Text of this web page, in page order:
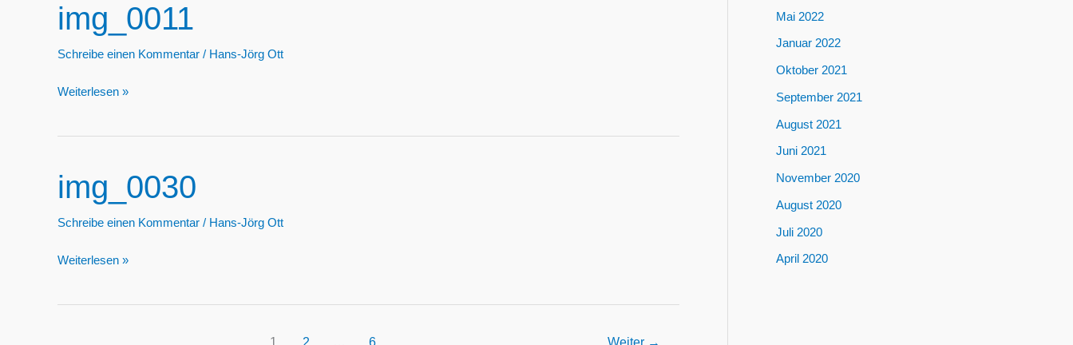
img_0011
Schreibe einen Kommentar / Hans-Jörg Ott
img_0011
Weiterlesen »
img_0030
Schreibe einen Kommentar / Hans-Jörg Ott
img_0030
Weiterlesen »
1 2 … 6 Weiter →
Mai 2022
Januar 2022
Oktober 2021
September 2021
August 2021
Juni 2021
November 2020
August 2020
Juli 2020
April 2020